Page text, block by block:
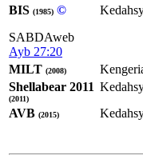
BIS (1985) ©
SABDAweb
Ayb 27:20
MILT (2008)
Shellabear 2011
(2011)
AVB (2015)